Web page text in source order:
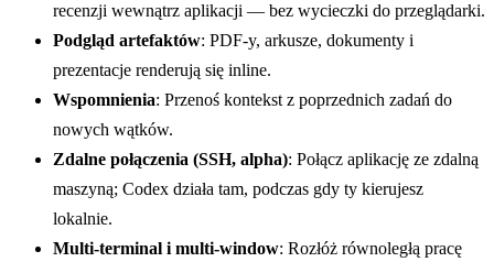
recenzji wewnątrz aplikacji — bez wycieczki do przeglądarki.
Podgląd artefaktów: PDF-y, arkusze, dokumenty i
prezentacje renderują się inline.
Wspomnienia: Przenoś kontekst z poprzednich zadań do
nowych wątków.
Zdalne połączenia (SSH, alpha): Połącz aplikację ze zdalną
maszyną; Codex działa tam, podczas gdy ty kierujesz
lokalnie.
Multi-terminal i multi-window: Rozłóż równoległą pracę